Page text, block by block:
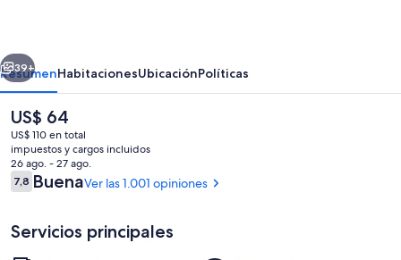
Siguiente
39+
ResumenHabitacionesUbicaciónPolíticas
El
precio
actual
es
de
US$ 64
US$ 64
US$ 110 en total
impuestos y cargos incluidos
26 ago. - 27 ago.
Opiniones
7,87,8 de 10
BuenaVer las 1.001 opiniones
Servicios principales